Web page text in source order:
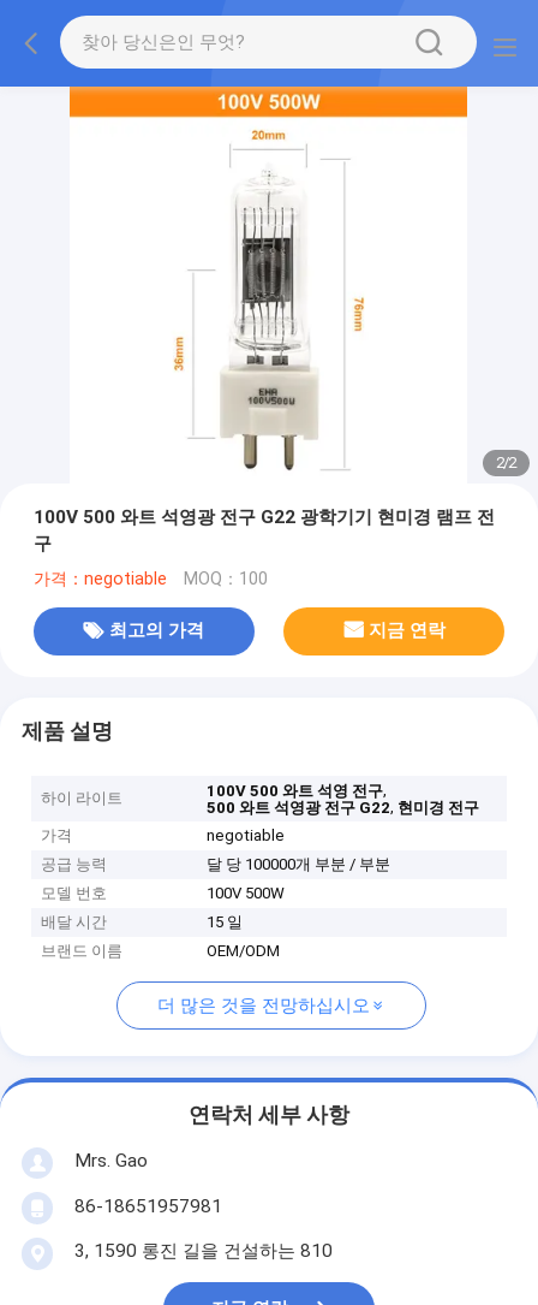
2/2
100V 500 와트 석영광 전구 G22 광학기기 현미경 램프 전
구
가격：negotiable MOQ：100
최고의 가격 지금 연락
제품 설명
하이 라이트 100V 500 와트 석영 전구,
500 와트 석영광 전구 G22, 현미경 전구
가격
negotiable
공급 능력
달 당 100000개 부분 / 부분
모델 번호
100V 500W
배달 시간
15 일
브랜드 이름
OEM/ODM
더 많은 것을 전망하십시오
연락처 세부 사항
Mrs. Gao
86-18651957981
3, 1590 롱진 길을 건설하는 810